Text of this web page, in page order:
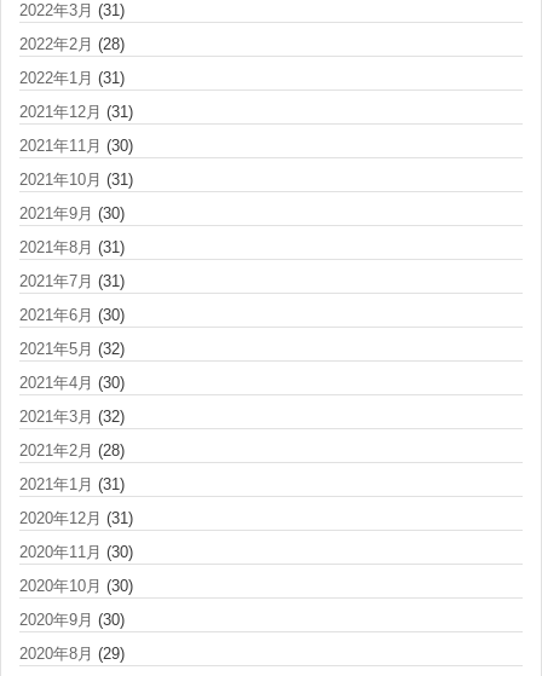
2022年3月 (31)
2022年2月 (28)
2022年1月 (31)
2021年12月 (31)
2021年11月 (30)
2021年10月 (31)
2021年9月 (30)
2021年8月 (31)
2021年7月 (31)
2021年6月 (30)
2021年5月 (32)
2021年4月 (30)
2021年3月 (32)
2021年2月 (28)
2021年1月 (31)
2020年12月 (31)
2020年11月 (30)
2020年10月 (30)
2020年9月 (30)
2020年8月 (29)